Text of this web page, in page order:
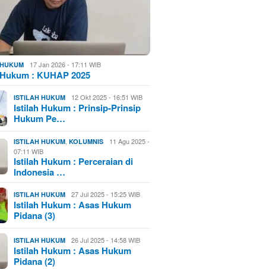
17 Jan 2026 - 17:11 WIB
: KUHAP 2025
ISTILAH HUKUM 12 Okt 2025 - 16:51 WIB
Istilah Hukum : Prinsip-Prinsip
Hukum Pe…
ISTILAH HUKUM ,KOLUMNIS
11 Agu 2025 -
07:11 WIB
Istilah Hukum : Perceraian di
Indonesia …
ISTILAH HUKUM 27 Jul 2025 - 15:25 WIB
Istilah Hukum : Asas Hukum
Pidana (3)
ISTILAH HUKUM 26 Jul 2025 - 14:58 WIB
Istilah Hukum : Asas Hukum
Pidana (2)